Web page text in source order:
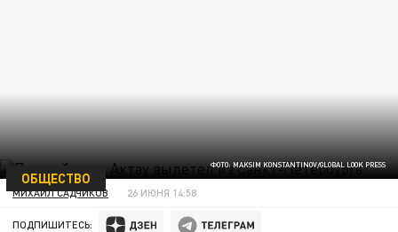
ФОТО: MAKSIM KONSTANTINOV/GLOBAL LOOK PRESS
ОБЩЕСТВО
МИХАИЛ САДЧИКОВ 26 ИЮНЯ 14:58
ПОДПИШИТЕСЬ: